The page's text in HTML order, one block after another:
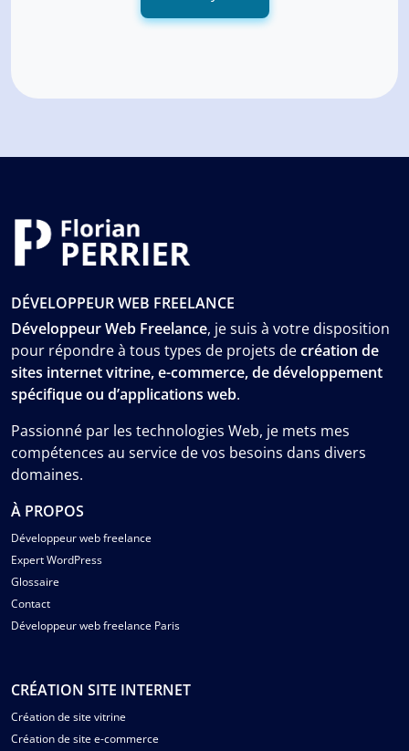
DÉVELOPPEUR WEB FREELANCE
Développeur Web Freelance, je suis à votre disposition
pour répondre à tous types de projets decréation de
sites internet vitrine, e-commerce, de développement
spécifique ou d’applications web.
Passionné par les technologies Web, je mets mes
compétences au service de vos besoins dans divers
domaines.
À PROPOS
Développeur web freelance
Expert WordPress
Glossaire
Contact
Développeur web freelance Paris
CRÉATION SITE INTERNET
Création de site vitrine
Création de site e-commerce